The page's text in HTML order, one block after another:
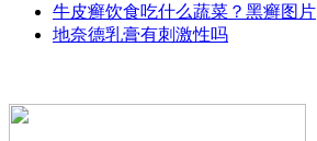
牛皮癣饮食吃什么蔬菜？黑癣图片
地奈德乳膏有刺激性吗